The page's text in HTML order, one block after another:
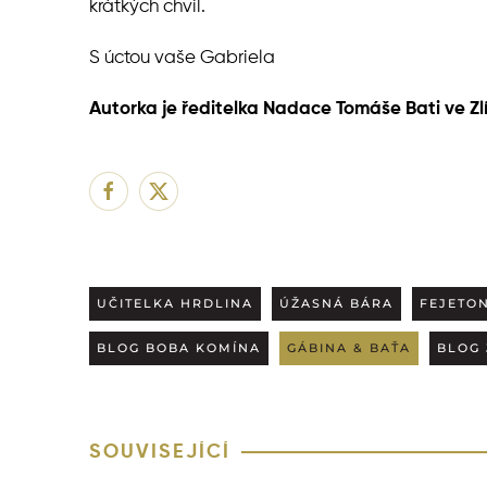
krátkých chvil.
S úctou vaše Gabriela
Autorka je ředitelka Nadace Tomáše Bati ve
UČITELKA HRDLINA ÚŽASNÁ BÁRA
BLOG BOBA KOMÍNA GÁBINA & BAŤA BLOG
SOUVISEJÍCÍ